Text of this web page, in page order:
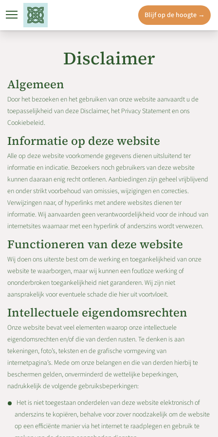
Blijf op de hoogte →
Disclaimer
Algemeen
Door het bezoeken en het gebruiken van onze website aanvaardt u de
toepasselijkheid van deze Disclaimer, het Privacy Statement en ons
Cookiebeleid.
Informatie op deze website
Alle op deze website voorkomende gegevens dienen uitsluitend ter
informatie en indicatie. Bezoekers noch gebruikers van deze website
kunnen daaraan enig recht ontlenen. Aanbiedingen zijn geheel vrijblijvend
en onder strikt voorbehoud van omissies, wijzigingen en correcties.
Verwijzingen naar, of hyperlinks met andere websites dienen ter
informatie. Wij aanvaarden geen verantwoordelijkheid voor de inhoud van
internetsites waarnaar met een hyperlink of anderszins wordt verwezen.
Functioneren van deze website
Wij doen ons uiterste best om de werking en toegankelijkheid van onze
website te waarborgen, maar wij kunnen een foutloze werking of
ononderbroken toegankelijkheid niet garanderen. Wij zijn niet
aansprakelijk voor eventuele schade die hier uit voortvloeit.
Intellectuele eigendomsrechten
Onze website bevat veel elementen waarop onze intellectuele
eigendomsrechten en/of die van derden rusten. Te denken is aan
tekeningen, foto’s, teksten en de grafische vormgeving van
internetpagina’s. Mede om onze belangen en die van derden hierbij te
beschermen gelden, onverminderd de wettelijke beperkingen,
nadrukkelijk de volgende gebruiksbeperkingen:
Het is niet toegestaan onderdelen van deze website elektronisch of
anderszins te kopiëren, behalve voor zover noodzakelijk om de website
op een efficiënte manier via het internet te raadplegen en gebruik te
Doornsteeg